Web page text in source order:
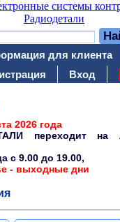
для клиента
Вход
2026 года
переходит на
c 9.00 до 19.00,
- выходные дни